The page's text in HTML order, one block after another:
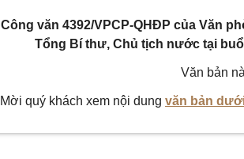
Công văn 4392/VPCP-QHĐP của Văn
Tổng Bí thư, Chủ tịch nước tại
Văn bản
Mời quý khách xem nội dung văn bản